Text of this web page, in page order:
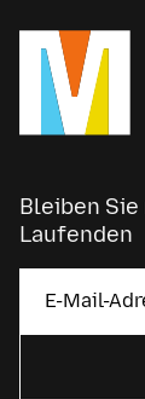
Bleiben
Laufenden